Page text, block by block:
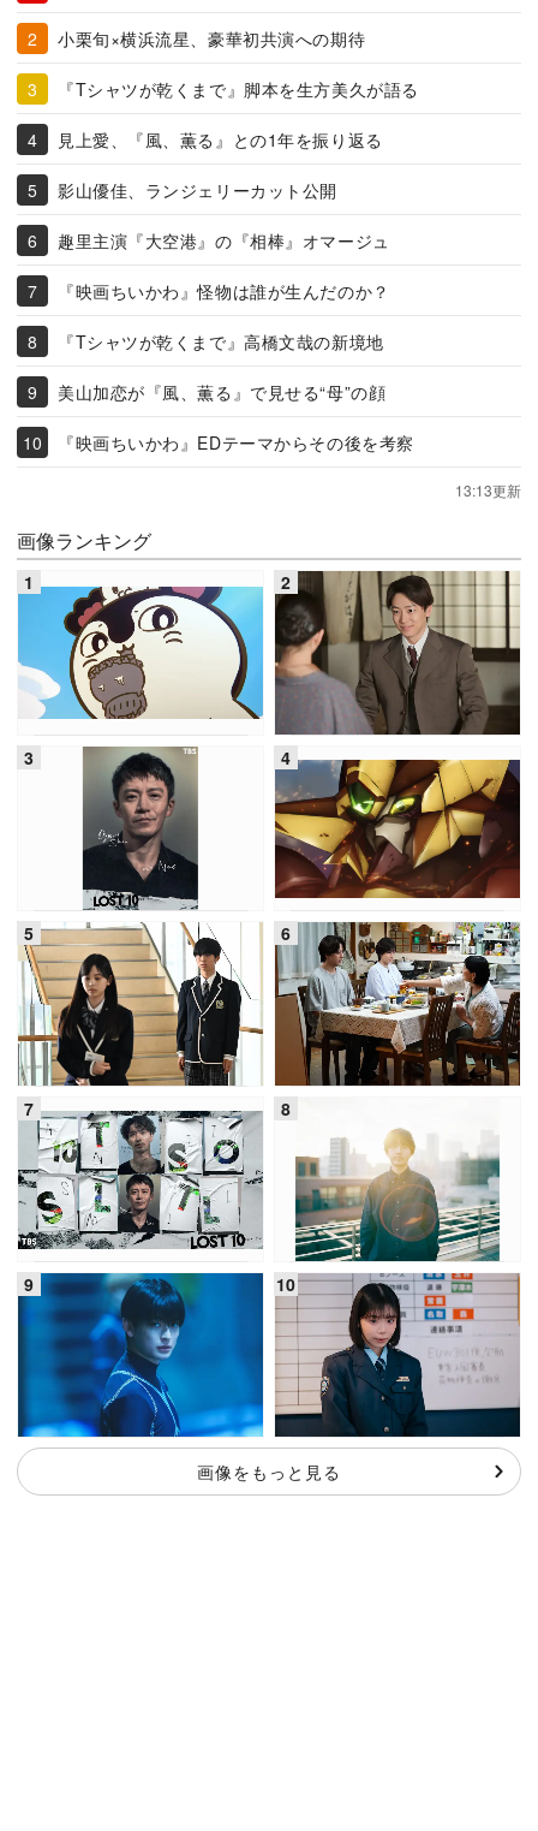
小栗旬×横浜流星、豪華初共演への期待
『Tシャツが乾くまで』脚本を生方美久が語る
見上愛、『風、薫る』との1年を振り返る
影山優佳、ランジェリーカット公開
趣里主演『大空港』の『相棒』オマージュ
『映画ちいかわ』怪物は誰が生んだのか？
『Tシャツが乾くまで』高橋文哉の新境地
美山加恋が『風、薫る』で見せる“母”の顔
『映画ちいかわ』EDテーマからその後を考察
13:13更新
画像ランキング
画像をもっと見る